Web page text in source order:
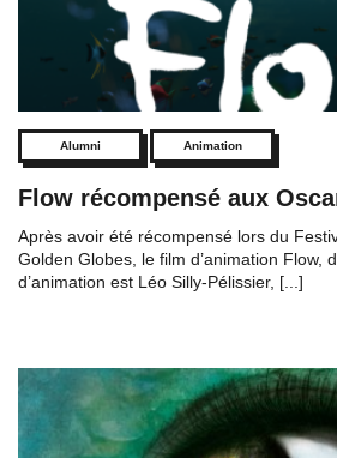
Alumni Animation
Flow récompensé aux
Après avoir été récompensé lors du
Golden Globes, le film d’animation Flow,
d’animation est Léo Silly-Pélissier, [...]